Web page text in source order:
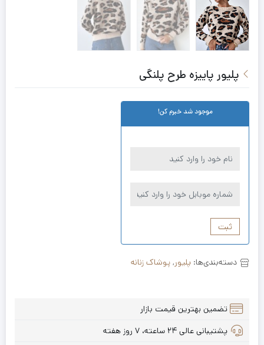
پلیور پاییزه طرح پلنگی
موجود شد خبرم کن!
ثبت
دسته‌بندی‌ها: پلیور, پوشاک زنانه
تضمین بهترین قیمت بازار
پشتیبانی عالی ۲۴ ساعته، ۷ روز هفته